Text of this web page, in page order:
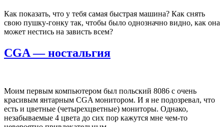
Как показать, что у тебя самая быстрая машина? Как снять
свою пушку-гонку так, чтобы было однозначно видно, как она
может нестись на зависть всем?
CGA — ностальгия
Моим первым компьютером был польский 8086 с очень
красивым янтарным CGA монитором. И я не подозревал, что
есть и цветные (четырехцветные) мониторы. Однако,
незабываемые 4 цвета до сих пор кажутся мне чем-то